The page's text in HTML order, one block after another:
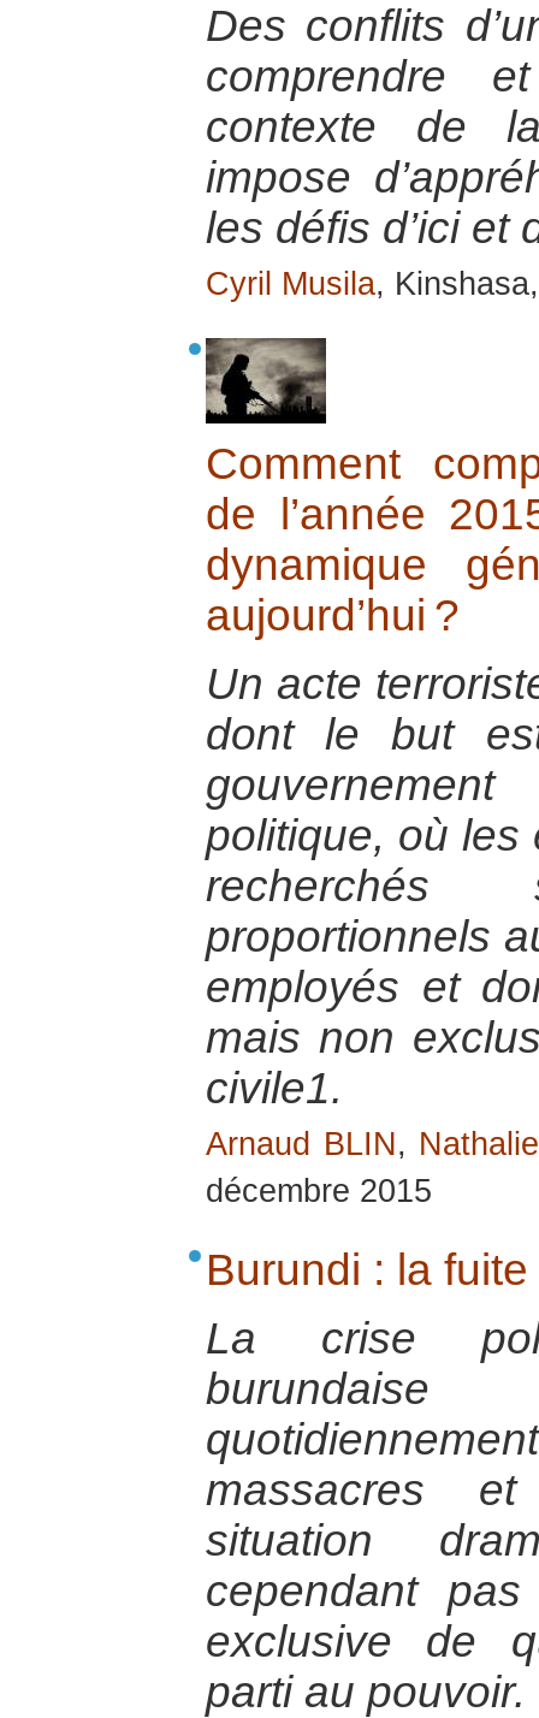
Des conflits
comprendre
contexte de
impose
les défis d’ici et
Cyril Musila,
Comment
de l’année
dynamique
aujourd’hui ?
Un acte
dont le but
politique, où les
recherchés
proportionnels
employés et
mais non
civile1.
Arnaud BLIN,
décembre 2015
Burundi : la
La crise
massacres et
situation
cependant pas
exclusive de
parti au pouvoir.